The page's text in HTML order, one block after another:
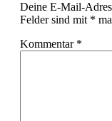
Deine E-Mail-
Felder sind mit *
Kommentar *